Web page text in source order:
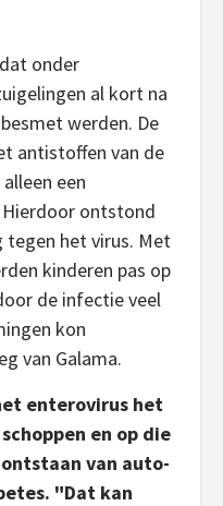
onder
al kort na
werden. De
antistoffen van de
een
ontstond
tegen het virus. Met
kinderen pas op
de infectie veel
kon
van Galama.
enterovirus het
en op die
van auto-
"Dat kan